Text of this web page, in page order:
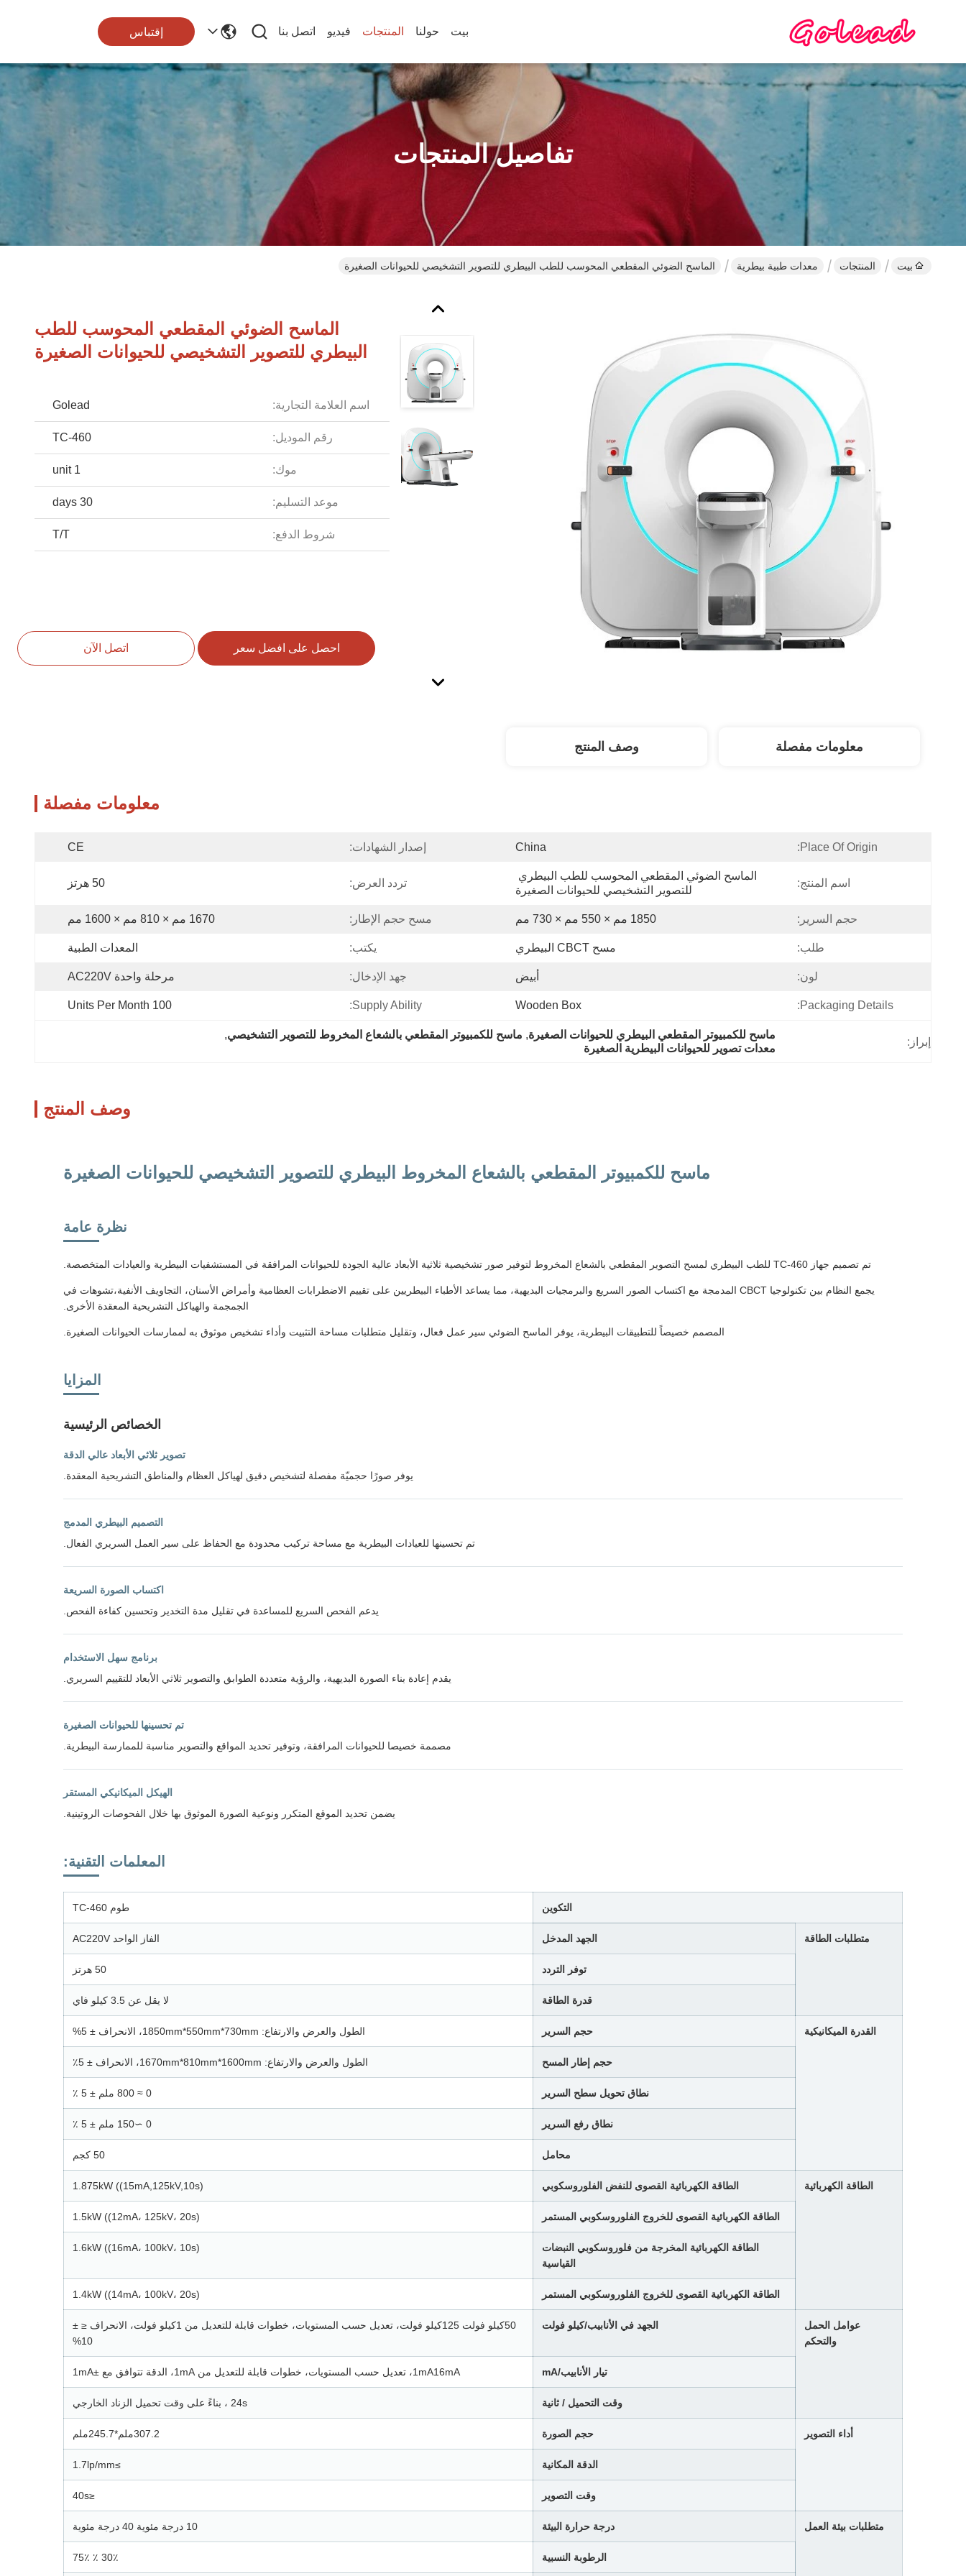
بيت حولنا المنتجات فيديو اتصل بنا إقتباس
تفاصيل المنتجات
بيت المنتجات معدات طبية بيطرية الماسح الضوئي المقطعي المحوسب للطب البيطري للتصوير التشخيصي للحيوانات الصغيرة
الماسح الضوئي المقطعي المحوسب للطب
البيطري للتصوير التشخيصي للحيوانات الصغيرة
اسم العلامة التجارية: Golead
رقم الموديل: TC-460
موك: 1 unit
موعد التسليم: 30 days
شروط الدفع: T/T
احصل على افضل سعر اتصل الآن
معلومات مفصلة وصف المنتج
معلومات مفصلة
Place Of Origin:
China إصدار الشهادات: CE
اسم المنتج:
للتصوير التشخيصي للحيوانات الصغيرة
تردد العرض: 50 هرتز
حجم السرير: 1850 مم × 550 مم × 730 مم مسح حجم الإطار: 1670 مم × 810 مم × 1600 مم
طلب: مسح CBCT البيطري يكتب: المعدات الطبية
لون: أبيض جهد الإدخال: مرحلة واحدة AC220V
Packaging Details:
Wooden Box
Supply Ability:
100 Units Per Month
إبراز:
ماسح للكمبيوتر المقطعي البيطري للحيوانات الصغيرة, ماسح للكمبيوتر المقطعي بالشعاع المخروط للتصوير التشخيصي,
معدات تصوير للحيوانات البيطرية الصغيرة
وصف المنتج
ماسح للكمبيوتر المقطعي بالشعاع المخروط البيطري للتصوير التشخيصي للحيوانات الصغيرة
نظرة عامة
تم تصميم جهاز TC-460 للطب البيطري لمسح التصوير المقطعي بالشعاع المخروط لتوفير صور تشخيصية ثلاثية الأبعاد عالية الجودة للحيوانات المرافقة في المستشفيات البيطرية والعيادات المتخصصة.
يجمع النظام بين تكنولوجيا CBCT المدمجة مع اكتساب الصور السريع والبرمجيات البديهية، مما يساعد الأطباء البيطريين على تقييم الاضطرابات العظامية وأمراض الأسنان، التجاويف الأنفية،تشوهات في
الجمجمة والهياكل التشريحية المعقدة الأخرى.
المصمم خصيصاً للتطبيقات البيطرية، يوفر الماسح الضوئي سير عمل فعال، وتقليل متطلبات مساحة التثبيت وأداء تشخيص موثوق به لممارسات الحيوانات الصغيرة.
المزايا
الخصائص الرئيسية
تصوير ثلاثي الأبعاد عالي الدقة
يوفر صورًا حجميّة مفصلة لتشخيص دقيق لهياكل العظام والمناطق التشريحية المعقدة.
التصميم البيطري المدمج
تم تحسينها للعيادات البيطرية مع مساحة تركيب محدودة مع الحفاظ على سير العمل السريري الفعال.
اكتساب الصورة السريعة
يدعم الفحص السريع للمساعدة في تقليل مدة التخدير وتحسين كفاءة الفحص.
برنامج سهل الاستخدام
يقدم إعادة بناء الصورة البديهية، والرؤية متعددة الطوابق والتصوير ثلاثي الأبعاد للتقييم السريري.
تم تحسينها للحيوانات الصغيرة
مصممة خصيصا للحيوانات المرافقة، وتوفير تحديد المواقع والتصوير مناسبة للممارسة البيطرية.
الهيكل الميكانيكي المستقر
يضمن تحديد الموقع المتكرر ونوعية الصورة الموثوق بها خلال الفحوصات الروتينية.
المعلمات التقنية:
التكوين طوم TC-460
متطلبات الطاقة الجهد المدخل الفاز الواحد AC220V
توفر التردد 50 هرتز
قدرة الطاقة لا يقل عن 3.5 كيلو فاي
القدرة الميكانيكية حجم السرير الطول والعرض والارتفاع: 1850mm*550mm*730mm، الانحراف ± 5%
حجم إطار المسح الطول والعرض والارتفاع: 1670mm*810mm*1600mm، الانحراف ± 5٪
نطاق تحويل سطح السرير 0 ≈ 800 ملم ± 5 ٪
نطاق رفع السرير 0 ∼150 ملم ± 5 ٪
محامل 50 كجم
الطاقة الكهربائية الطاقة الكهربائية القصوى للنفض الفلوروسكوبي 1.875kW ((15mA,125kV,10s)
الطاقة الكهربائية القصوى للخروج الفلوروسكوبي المستمر 1.5kW ((12mA، 125kV، 20s)
الطاقة الكهربائية المخرجة من فلوروسكوبي النبضات
القياسية
1.6kW ((16mA، 100kV، 10s)
الطاقة الكهربائية القصوى للخروج الفلوروسكوبي المستمر 1.4kW ((14mA، 100kV، 20s)
عوامل الحمل
والتحكم
الجهد في الأنابيب/كيلو فولت
50كيلو فولت 125كيلو فولت، تعديل حسب المستويات، خطوات قابلة للتعديل من 1كيلو فولت، الانحراف ≤ ±
10%
تيار الأنابيب/mA 1mA16mA، تعديل حسب المستويات، خطوات قابلة للتعديل من 1mA، الدقة تتوافق مع ±1mA
وقت التحميل / ثانية 24s ، بناءً على وقت تحميل الزناد الخارجي
أداء التصوير حجم الصورة 307.2ملم*245.7ملم
الدقة المكانية ≥1.7lp/mm
وقت التصوير ≤40s
متطلبات بيئة العمل درجة حرارة البيئة 10 درجة مئوية 40 درجة مئوية
الرطوبة النسبية 30٪ ٪ 75٪